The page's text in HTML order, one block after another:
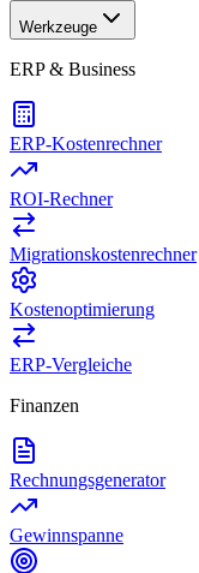
Werkzeuge
ERP & Business
ERP-Kostenrechner
ROI-Rechner
Migrationskostenrechner
Kostenoptimierung
ERP-Vergleiche
Finanzen
Rechnungsgenerator
Gewinnspanne